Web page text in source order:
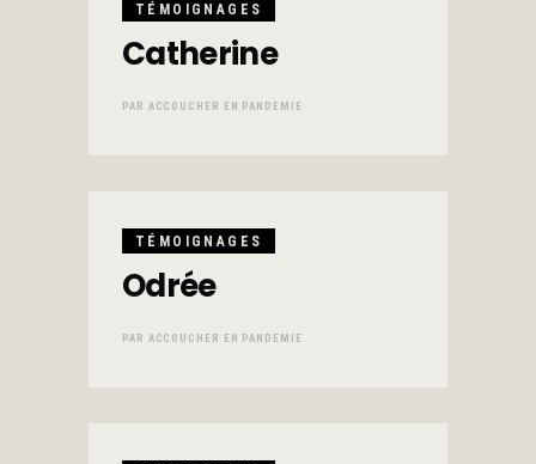
TÉMOIGNAGES
Catherine
PAR ACCOUCHER EN PANDEMIE
TÉMOIGNAGES
Odrée
PAR ACCOUCHER EN PANDEMIE